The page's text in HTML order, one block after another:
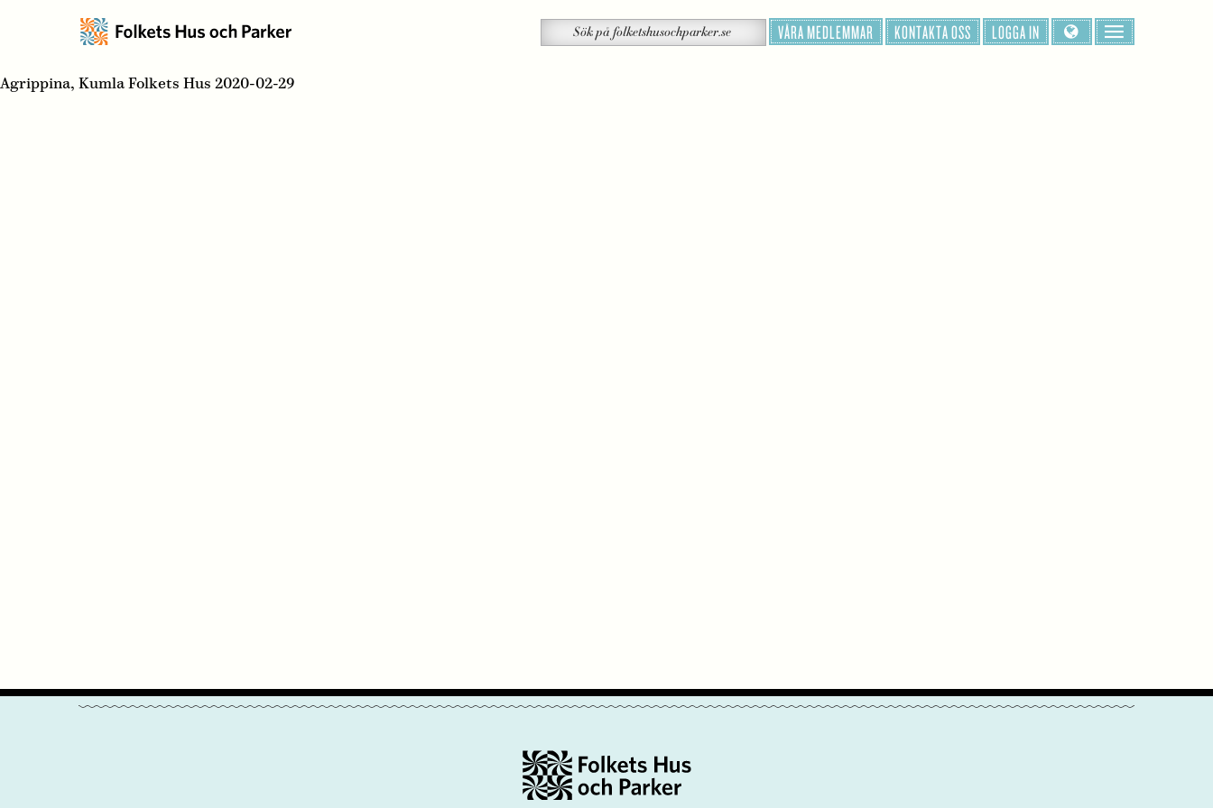
på
Sök VÅRA MEDLEMMAR KONTAKTA OSS LOGGA IN
Agrippina, Kumla Folkets Hus 2020-02-29